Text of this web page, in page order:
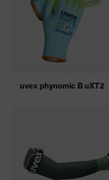
uvex phynomic B uXT2